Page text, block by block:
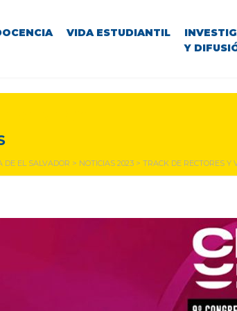
VIDA ESTUDIANTIL
Y
DE EL SALVADOR > NOTICIAS 2023 > TRACK DE RECTORES Y